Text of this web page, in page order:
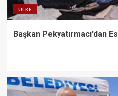
ÜLKE
Başkan Pekyatırmacı’dan